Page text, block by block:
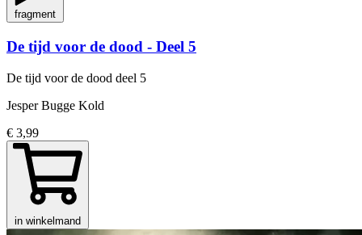
fragment
De tijd voor de dood - Deel 5
De tijd voor de dood deel 5
Jesper Bugge Kold
€ 3,99
in winkelmand